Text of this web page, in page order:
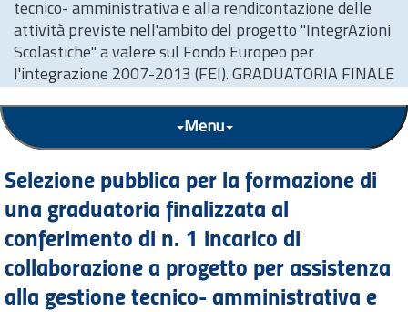
tecnico- amministrativa e alla rendicontazione delle
attività previste nell'ambito del progetto "IntegrAzioni
Scolastiche" a valere sul Fondo Europeo per
l'integrazione 2007-2013 (FEI). GRADUATORIA FINALE
Menu
Selezione pubblica per la formazione di
una graduatoria finalizzata al
conferimento di n. 1 incarico di
collaborazione a progetto per assistenza
alla gestione tecnico- amministrativa e